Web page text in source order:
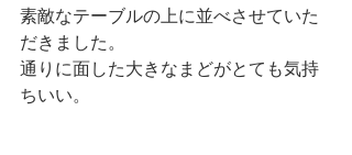
素敵なテーブルの上に並べさせていた
だきました。
通りに面した大きなまどがとても気持
ちいい。